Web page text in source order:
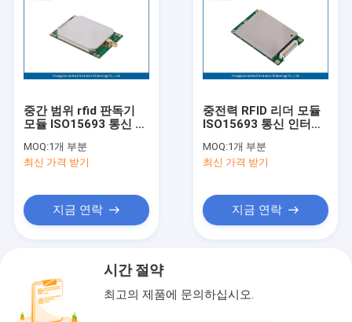
중간 범위 rfid 판독기
모듈 ISO15693 통신 인
MOQ:1개 부분
최신 가격 받기
지금 연락
중전력 RFID 리더 모듈
ISO15693 통신 인터페
MOQ:1개 부분
최신 가격 받기
지금 연락
시간 절약
최고의 제품에 문의하십시오.